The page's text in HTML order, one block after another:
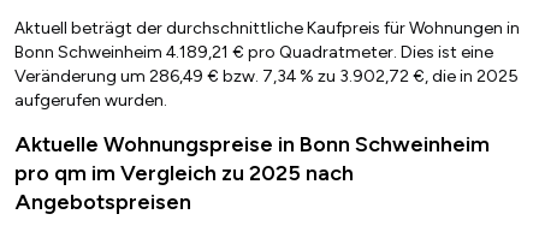
Aktuell beträgt der durchschnittliche Kaufpreis für Wohnungen in
Bonn Schweinheim 4.189,21 € pro Quadratmeter. Dies ist eine
Veränderung um 286,49 € bzw. 7,34 % zu 3.902,72 €, die in 2025
aufgerufen wurden.
Aktuelle Wohnungspreise in Bonn Schweinheim
pro qm im Vergleich zu 2025 nach
Angebotspreisen